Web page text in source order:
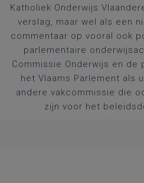
Katholiek Onderwijs
verslag, maar wel als een
commentaar op vooral ook
parlementaire
Commissie Onderwijs en de
het Vlaams Parlement als
andere vakcommissie die
zijn voor het